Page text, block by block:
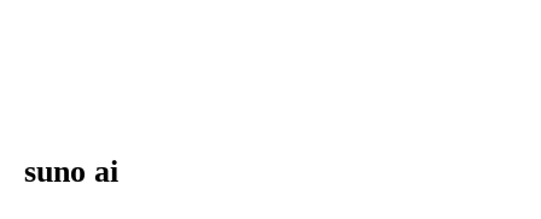
suno ai